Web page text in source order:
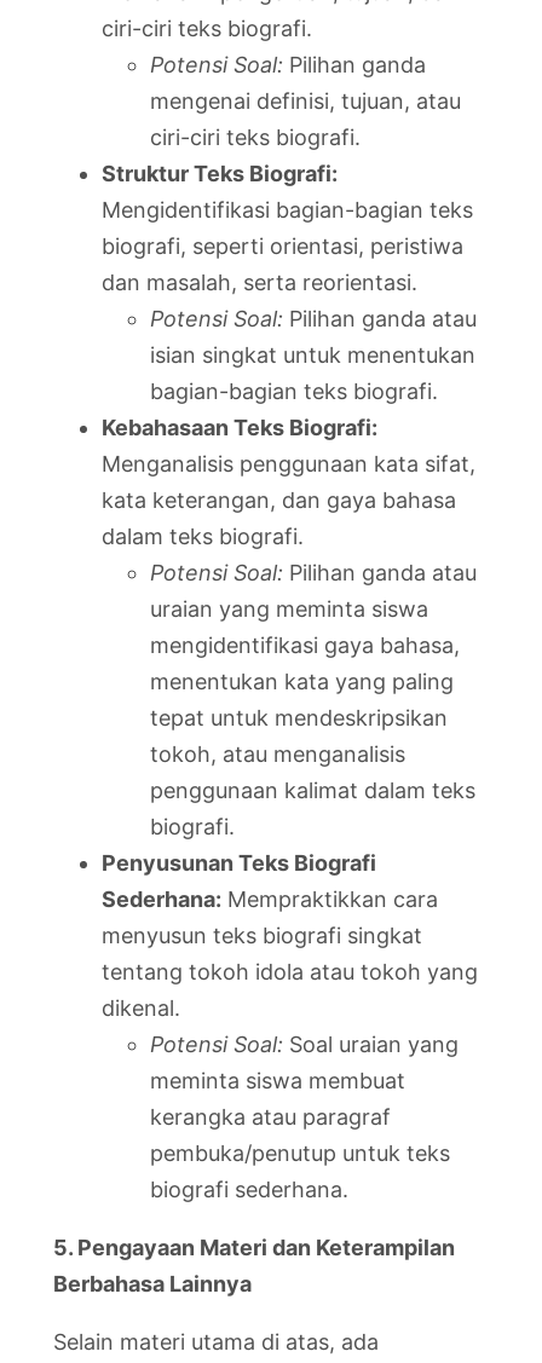
ciri-ciri teks biografi.
Potensi Soal: Pilihan ganda
mengenai definisi, tujuan, atau
ciri-ciri teks biografi.
Struktur Teks Biografi:
Mengidentifikasi bagian-bagian teks
biografi, seperti orientasi, peristiwa
dan masalah, serta reorientasi.
Potensi Soal: Pilihan ganda atau
isian singkat untuk menentukan
bagian-bagian teks biografi.
Kebahasaan Teks Biografi:
Menganalisis penggunaan kata sifat,
kata keterangan, dan gaya bahasa
dalam teks biografi.
Potensi Soal: Pilihan ganda atau
uraian yang meminta siswa
mengidentifikasi gaya bahasa,
menentukan kata yang paling
tepat untuk mendeskripsikan
tokoh, atau menganalisis
penggunaan kalimat dalam teks
biografi.
Penyusunan Teks Biografi
Sederhana: Mempraktikkan cara
menyusun teks biografi singkat
tentang tokoh idola atau tokoh yang
dikenal.
Potensi Soal: Soal uraian yang
meminta siswa membuat
kerangka atau paragraf
pembuka/penutup untuk teks
biografi sederhana.
5. Pengayaan Materi dan Keterampilan
Berbahasa Lainnya
Selain materi utama di atas, ada